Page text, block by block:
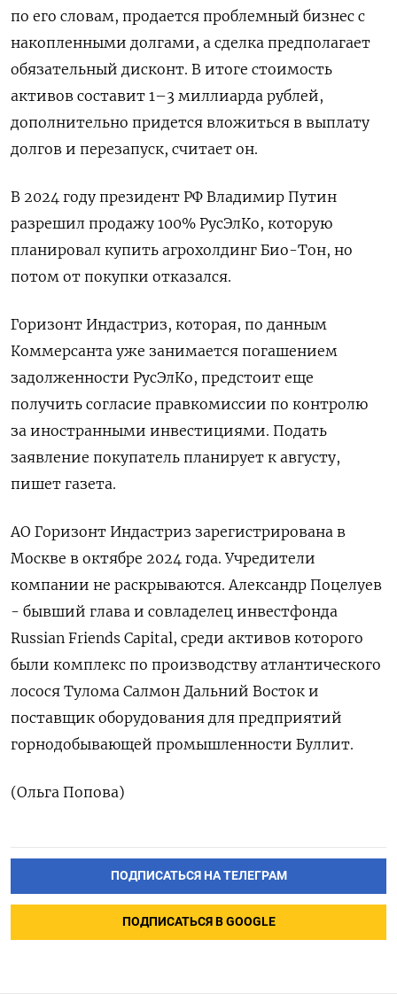
по его словам, ‌продается проблемный бизнес с
накопленными долгами, а сделка предполагает
обязательный дисконт. В ​итоге стоимость
активов составит 1–3 миллиарда рублей,
дополнительно придется вложиться в выплату
долгов и перезапуск, считает он.
В 2024 году президент РФ Владимир Путин
разрешил продажу 100% РусЭлКо, которую
планировал купить агрохолдинг Био-Тон, но
потом от покупки отказался.
Горизонт Индастриз, которая, по данным
Коммерсанта уже занимается погашением
задолженности РусЭлКо, предстоит еще
получить ​согласие правкомиссии по контролю
⁠за иностранными инвестициями. Подать
заявление покупатель планирует к августу,
пишет газета.
АО Горизонт Индастриз зарегистрирована в
Москве ‌в октябре 2024 года. Учредители
компании не раскрываются. Александр Поцелуев
- бывший ‌глава и совладелец инвестфонда
Russian Friends Capital, среди активов которого
были комплекс ​по производству атлантического
лосося Тулома Салмон Дальний Восток и
‌поставщик оборудования для предприятий
горнодобывающей промышленности Буллит.
(Ольга Попова)
ПОДПИСАТЬСЯ НА ТЕЛЕГРАМ
ПОДПИСАТЬСЯ В GOOGLE